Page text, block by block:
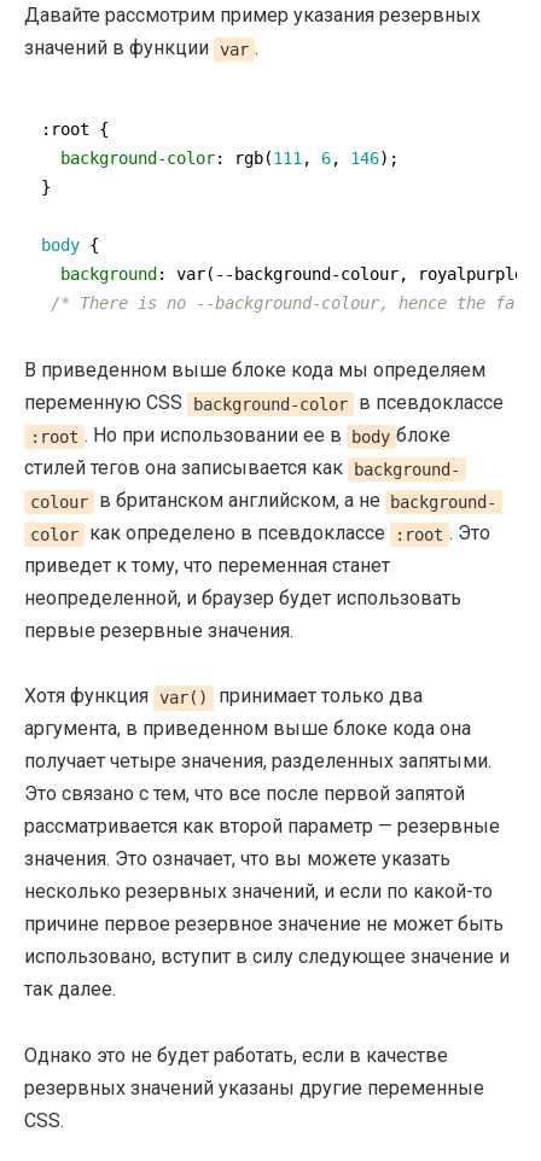
Давайте рассмотрим пример указания резервных
значений в функции var .
:root {
background-color: rgb(111 , 6, 146);
}
body {
background : var(--background-colour,
/* There is no --background-colour, hence the
В приведенном выше блоке кода мы определяем
переменную CSS
background-color в псевдоклассе
:root . Но при использовании ее в body блоке
стилей тегов она записывается как
background-
colour
в британском английском, а не
background-
color
как определено в псевдоклассе :root . Это
приведет к тому, что переменная станет
неопределенной, и браузер будет использовать
первые резервные значения.
Хотя функция var()
принимает только два
аргумента, в приведенном выше блоке кода она
получает четыре значения, разделенных запятыми.
Это связано с тем, что все после первой запятой
рассматривается как второй параметр — резервные
значения. Это означает, что вы можете указать
несколько резервных значений, и если по какой-то
причине первое резервное значение не может быть
использовано, вступит в силу следующее значение и
так далее.
Однако это не будет работать, если в качестве
резервных значений указаны другие переменные
CSS.